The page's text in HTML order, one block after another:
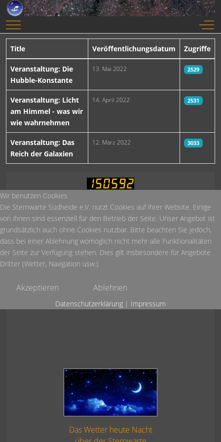
Mobile Menu Toggle Off-
Title Veröffentlichungsdatum Zugriffe
Veranstaltung: Die
Hubble-Konstante
13. Mai 2022 2529
Veranstaltung: Licht
am Himmel - was wir
wie wahrnehmen
14. April 2022 2531
Veranstaltung: Das
Reich der Galaxien
12. März 2022 3033
Heute:
Diese Woche:
1.212
1.380
Das Wetter heute Nacht
Wir benutzen Cookies
Die Sternwarte Südheide e.V. nutzt Cookies auf ihrer Website. Einige
von ihnen sind essenziell für den Betrieb der Seite. Unser Angebot ist
grundsätzlich auch ohne Cookies nutzbar. Bitte beachten Sie jedoch,
dass bei einer Ablehnung womöglich nicht mehr alle Funktionalitäten
der Seite zur Verfügung stehen. Dies gilt insbesondere für Angebote
Dritter (Wetter, Navigation usw.).
Akzeptieren Ablehnen
Datenschutzerklärung | Impressum